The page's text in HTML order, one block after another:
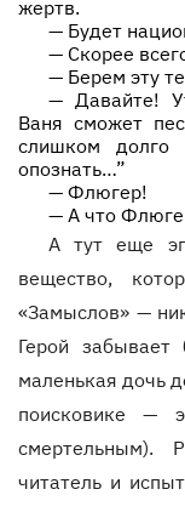
жертв.
— Будет
— Скорее
— Берем эту
— Давайте!
Ваня сможет
слишком
опознать…”
— Флюгер!
— А что
А тут еще
вещество,
«Замыслов» —
Герой
маленькая дочь
поисковике —
смертельным).
читатель и